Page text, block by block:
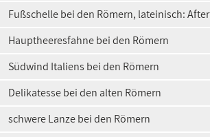
Fußschelle bei den Römern, lateinisch: After
Hauptheeresfahne bei den Römern
Südwind Italiens bei den Römern
Delikatesse bei den alten Römern
schwere Lanze bei den Römern